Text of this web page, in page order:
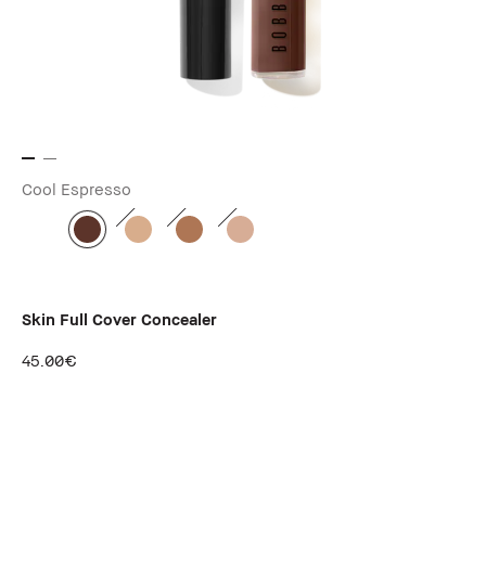
Cool Espresso
Skin Full Cover Concealer
45.00€